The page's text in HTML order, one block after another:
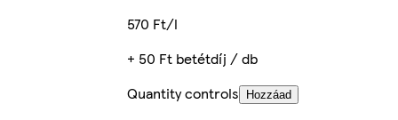
570 Ft/l
+ 50 Ft betétdíj / db
Quantity controls
Hozzáad